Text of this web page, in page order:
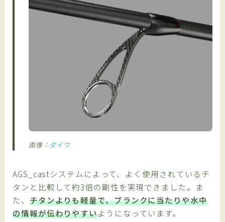
画像： ダイワ
AGS_castシステムによって、よく使用されているチ
タンと比較して約3倍の剛性を実現できました。ま
た、 チタンよりも軽量で、ブランクに当たりや水中
の情報が伝わりやすいようになっています。